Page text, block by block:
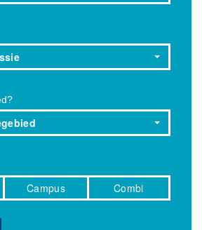
Campus Combi